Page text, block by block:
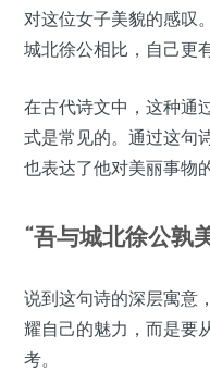
对这位女子美貌的感叹
城北徐公相比，自己更
在古代诗文中，这种通
式是常见的。通过这句
也表达了他对美丽事物
“吾与城北徐公孰
说到这句诗的深层寓意
耀自己的魅力，而是要
考。